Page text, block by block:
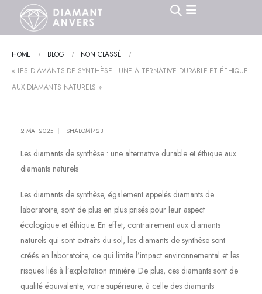
HOME BLOG
NON CLASSÉ
« LES DIAMANTS DE SYNTHÈSE : UNE ALTERNATIVE DURABLE ET ÉTHIQUE
AUX DIAMANTS NATURELS »
2 MAI 2025 SHALOM1423
Les diamants de synthèse : une alternative durable et éthique aux
diamants naturels
Les diamants de synthèse, également appelés diamants de
laboratoire, sont de plus en plus prisés pour leur aspect
écologique et éthique. En effet, contrairement aux diamants
naturels qui sont extraits du sol, les diamants de synthèse sont
créés en laboratoire, ce qui limite l’impact environnemental et les
risques liés à l’exploitation minière. De plus, ces diamants sont de
qualité équivalente, voire supérieure, à celle des diamants